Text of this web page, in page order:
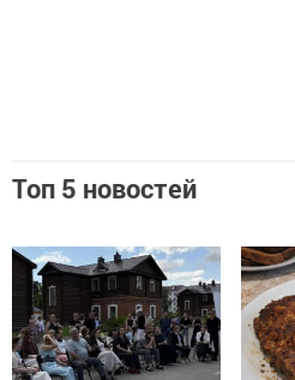
Топ 5 новостей